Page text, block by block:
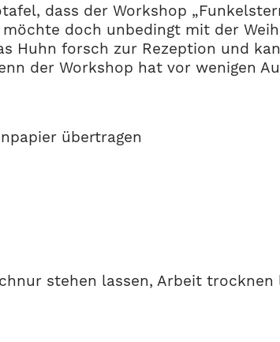
dass der Workshop
doch unbedingt mit der
Huhn forsch zur Rezeption und
der Workshop hat vor wenigen
übertragen
stehen lassen, Arbeit trocknen